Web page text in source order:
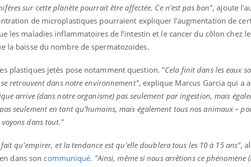
sur cette planète pourrait être affectée. Ce n'est pas bon", ajoute
de microplastiques pourraient expliquer l’augmentation de
les maladies inflammatoires de l’intestin et le cancer du côlon chez
la baisse du nombre de spermatozoïdes.
plastiques jetés pose notamment question. "Cela finit dans les eaux
retrouvent dans notre environnement", explique Marcus Garcia qui a
arrive (dans notre organisme) pas seulement par ingestion, mais
seulement en tant qu’humains, mais également tous nos animaux –
dans tout."
qu'empirer, et la tendance est qu'elle doublera tous les 10 à 15 ans",
dans son communiqué. "Ainsi, même si nous arrêtions ce
Mains : se
piscine,
Nos mains
Youtube
Diabète & Ramadan 2026Youtube
diabète, c'est une période de questions, de
défis, mais ...
Youtube
Un «
Un
mutualiste